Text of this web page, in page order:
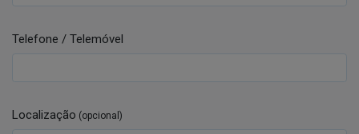
Telefone / Telemóvel
Localização (opcional)